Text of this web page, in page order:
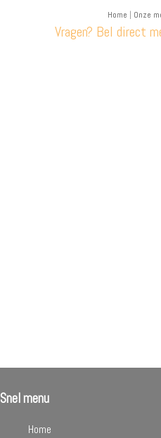
Home | Onze
Vragen? Bel direct
Snel menu
Home